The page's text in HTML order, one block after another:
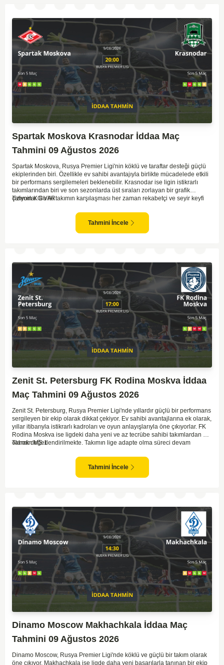
Spartak Moskova Krasnodar İddaa Maç
Tahmini 09 Ağustos 2026
Spartak Moskova, Rusya Premier Ligi'nin köklü ve taraftar desteği güçlü
ekiplerinden biri. Özellikle ev sahibi avantajıyla birlikte mücadelede etkili
bir performans sergilemeleri beklenebilir. Krasnodar ise ligin istikrarlı
takımlarından biri ve son sezonlarda üst sıraları zorlayan bir grafik
çiziyorlar. Bu iki takımın karşılaşması her zaman rekabetçi ve seyir keyfi
çevirebilecek unsurlar barındırıyor. İki takımın geçmiş karşılaşmalarında
gol bulmakta zorlanmadıkları düşünülürse, bu maçta da her iki ekip gol
Tahmin KG VAR
Tahmini İncele
Zenit St. Petersburg FK Rodina Moskva İddaa
Maç Tahmini 09 Ağustos 2026
Zenit St. Petersburg, Rusya Premier Ligi'nde yıllardır güçlü bir performans
sergileyen bir ekip olarak dikkat çekiyor. Ev sahibi avantajlarına ek olarak,
yıllar itibarıyla istikrarlı kadroları ve oyun anlayışlarıyla öne çıkıyorlar. FK
Rodina Moskva ise ligdeki daha yeni ve az tecrübe sahibi takımlardan biri
olarak değerlendirilmekte. Takımın lige adapte olma süreci devam
Zenit'in ev sahibi avantajı ve daha tecrübeli kadrosu göz önüne
alındığında, maçın genel seyri Zenit'in kontrolünde geçebilir. Bu faktörlerle
birlikte, Zenit'in net bir galibiyete ulaşması olası görünüyor.
Tahmin MS 1
Tahmini İncele
Dinamo Moscow Makhachkala İddaa Maç
Tahmini 09 Ağustos 2026
Dinamo Moscow, Rusya Premier Ligi'nde köklü ve güçlü bir takım olarak
öne çıkıyor. Makhachkala ise ligde daha yeni başarılarla tanınan bir ekip